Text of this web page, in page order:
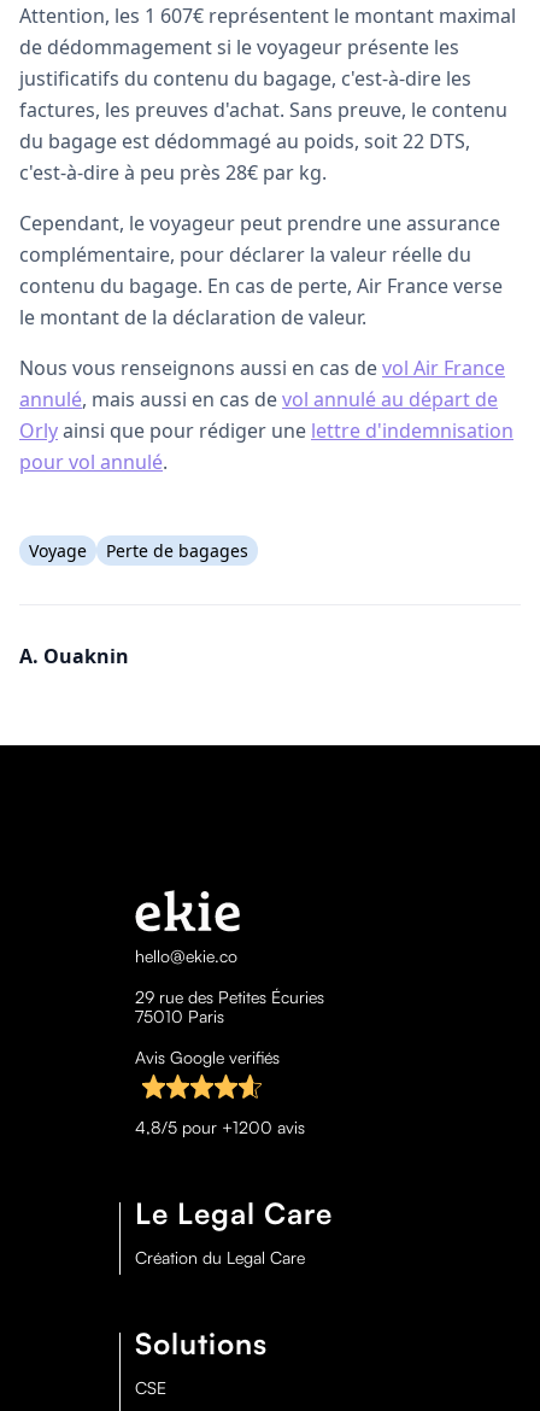
Attention, les 1 607€ représentent le montant maximal
de dédommagement si le voyageur présente les
justificatifs du contenu du bagage, c'est-à-dire les
factures, les preuves d'achat. Sans preuve, le contenu
du bagage est dédommagé au poids, soit 22 DTS,
c'est-à-dire à peu près 28€ par kg.
Cependant, le voyageur peut prendre une assurance
complémentaire, pour déclarer la valeur réelle du
contenu du bagage. En cas de perte, Air France verse
le montant de la déclaration de valeur.
Nous vous renseignons aussi en cas devol Air France
annulé, mais aussi en cas devol annulé au départ de
Orlyainsi que pour rédiger une lettre d'indemnisation
pour vol annulé.
Voyage Perte de bagages
A. Ouaknin
hello@ekie.co
29 rue des Petites Écuries
75010 Paris
Avis Google verifiés
4,8/5 pour +1200 avis
Le Legal Care
Création du Legal Care
Solutions
CSE